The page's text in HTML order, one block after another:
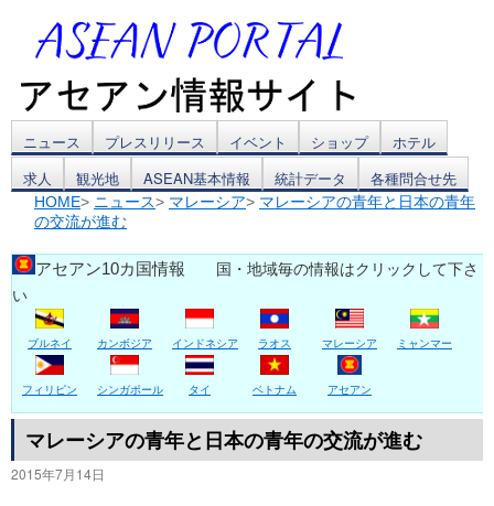
コ
ン
テ
ン
ツ
へ
ス
キ
ッ
ニュース プレスリリース イベント ショップ
ホテル
求人
観光地 ASEAN基本情報 統計データ 各種問合せ先
HOME> ニュース> マレーシア> マレーシアの青年と日本の青年
の交流が進む
アセアン10カ国情報 国・地域毎の情報はクリックして下さ
い
ブルネイ カンボジア インドネシア ラオス マレーシア ミャンマー
フィリピン シンガポール タイ ベトナム アセアン
マレーシアの青年と日本の青年の交流が進む
2015年7月14日